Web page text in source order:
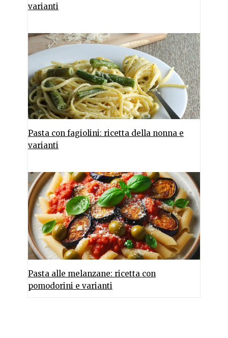
varianti
Pasta con fagiolini: ricetta della nonna e
varianti
Pasta alle melanzane: ricetta con
pomodorini e varianti